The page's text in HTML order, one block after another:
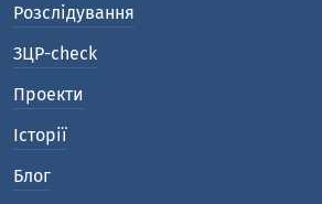
Розслідування
ЗЦР-check
Проекти
Історії
Блог